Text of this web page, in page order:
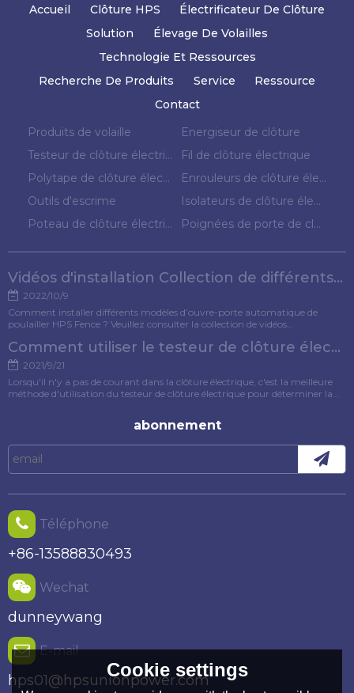
Accueil Clôture HPS
Électrificateur De Clôture
Solution
Élevage De Volailles
Technologie Et Ressources
Recherche De Produits
Service
Ressource
Contact
Produits de volaille
Energiseur de clôture
Testeur de clôture électrique
Fil de clôture électrique
Polytape de clôture électrique
Enrouleurs de clôture électrique
Outils d'escrime
Isolateurs de clôture électrique
Poteau de clôture électrique
Poignées de porte de clôture électrique
Vidéos d'installation Collection de différents modèles d'ouvre-porte pour poulets
2022/10/9
Comment installer différents modèles d’ouvre-porte automatique de
poulailler HPS Fence ? Veuillez consulter la collection de vidéos
Comment utiliser le testeur de clôture électrique ?
2021/9/21
Lorsqu'il n'y a pas de courant dans la clôture électrique, c'est la meilleure
méthode d'utilisation du testeur de clôture électrique pour déterminer la
abonnement
Téléphone
+86-13588830493
Wechat
dunneywang
E-mail
hps01@hpsunionpower.com
Cookie settings